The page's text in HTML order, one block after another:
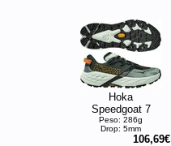
Hoka
Speedgoat 7
Peso: 286g
Drop: 5mm
106,69€